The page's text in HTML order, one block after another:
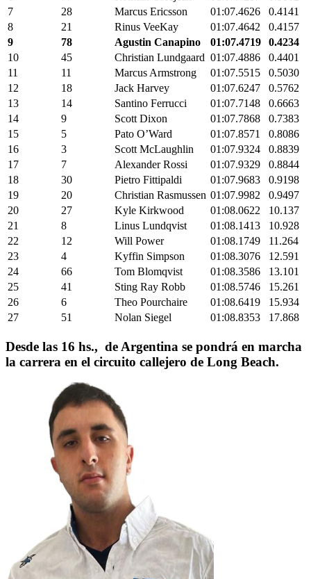
7
28 Marcus Ericsson 01:07.4626
0.4141
8
21 Rinus VeeKay 01:07.4642
0.4157
9
78 Agustin Canapino 01:07.4719
0.4234
10
45 Christian Lundgaard 01:07.4886
0.4401
11
11 Marcus Armstrong 01:07.5515
0.5030
12
18 Jack Harvey 01:07.6247
0.5762
13
14 Santino Ferrucci 01:07.7148
0.6663
14
9 Scott Dixon 01:07.7868
0.7383
15
5 Pato O’Ward 01:07.8571
0.8086
16
3 Scott McLaughlin 01:07.9324
0.8839
17
7 Alexander Rossi 01:07.9329
0.8844
18
30 Pietro Fittipaldi 01:07.9683
0.9198
19
20 Christian Rasmussen 01:07.9982
0.9497
20
27 Kyle Kirkwood 01:08.0622
10.137
21
8 Linus Lundqvist 01:08.1413
10.928
22
12 Will Power 01:08.1749
11.264
23
4 Kyffin Simpson 01:08.3076
12.591
24
66 Tom Blomqvist 01:08.3586
13.101
25
41 Sting Ray Robb 01:08.5746
15.261
26
6 Theo Pourchaire 01:08.6419
15.934
27
51 Nolan Siegel 01:08.8353 17.868
Desde las 16 hs., de Argentina se pondrá en marcha
la carrera en el circuito callejero de Long Beach.